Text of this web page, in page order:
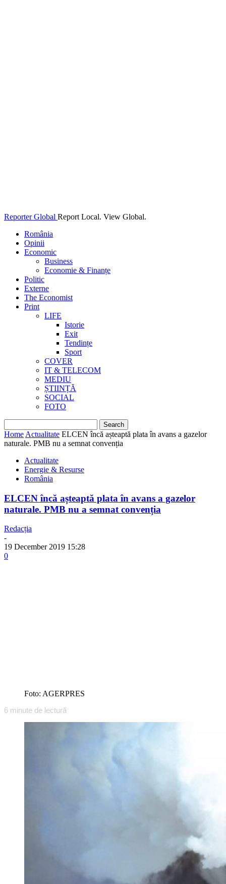
Reporter Global Report Local. View Global.
România
Opinii
Economic
Business
Economie & Finanțe
Politic
Externe
The Economist
Print
LIFE
Istorie
Exit
Tendințe
Sport
COVER
IT & TELECOM
MEDIU
ȘTIINȚĂ
SOCIAL
FOTO
Home Actualitate ELCEN încă așteaptă plata în avans a gazelor
naturale. PMB nu a semnat convenția
Actualitate
Energie & Resurse
România
ELCEN încă așteaptă plata în avans a gazelor
naturale. PMB nu a semnat convenția
Redacția
-
19 December 2019 15:28
0
Foto: AGERPRES
6 minute de lectură